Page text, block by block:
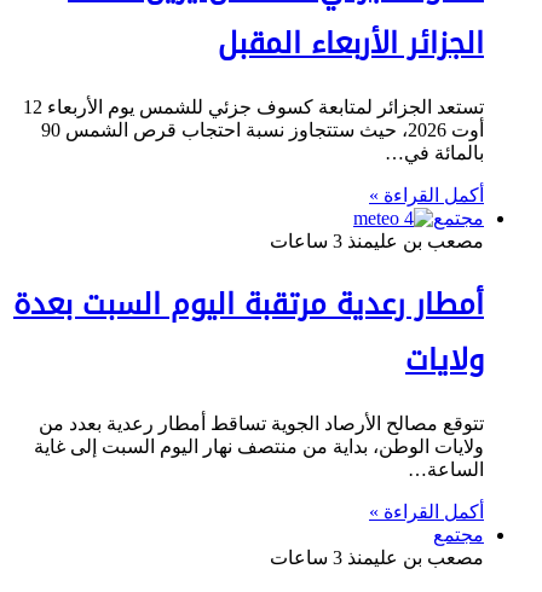
الجزائر الأربعاء المقبل
تستعد الجزائر لمتابعة كسوف جزئي للشمس يوم الأربعاء 12
أوت 2026، حيث ستتجاوز نسبة احتجاب قرص الشمس 90
بالمائة في…
أكمل القراءة »
مجتمع
مصعب بن عليمنذ 3 ساعات
أمطار رعدية مرتقبة اليوم السبت بعدة
ولايات
تتوقع مصالح الأرصاد الجوية تساقط أمطار رعدية بعدد من
ولايات الوطن، بداية من منتصف نهار اليوم السبت إلى غاية
الساعة…
أكمل القراءة »
مجتمع
مصعب بن عليمنذ 3 ساعات